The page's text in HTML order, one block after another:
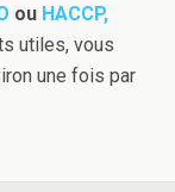
ou HACCP,
utiles, vous
une fois par